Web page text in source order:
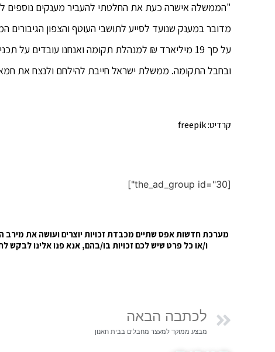
מדובר במענק שנועד לסייע לתושבי העוטף והצפון
על סך 19 מיליארד ₪ למנהלת תקומה ואנחנו עובדים
ובחבל התקומה. ממשלת ישראל חייבת להילחם ולנצח את
קרדיט: freepik
[the_ad_group id="30"]
מערכת חדשות אפס שתיים מכבדת זכויות יוצרים ועושה את מירב
ו/או כל פרט שיש לכם זכויות בו/בהם, אנא פנו אלינו
לכתבה הבאה
מבצע ממוקד למעצר מחבלים בבית חאנון